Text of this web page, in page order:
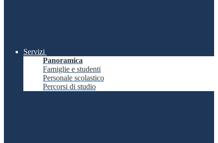
Servizi
Panoramica
Famiglie e studenti
Personale scolastico
Percorsi di studio